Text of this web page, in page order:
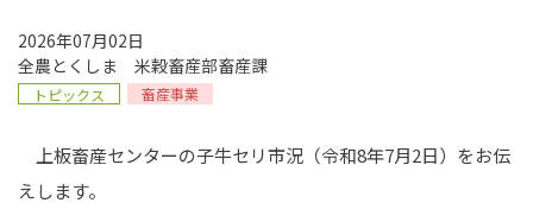
2026年07月02日
全農とくしま 米穀畜産部畜産課
トピックス 畜産事業
上板畜産センターの子牛セリ市況（令和8年7月2日）をお伝
えします。